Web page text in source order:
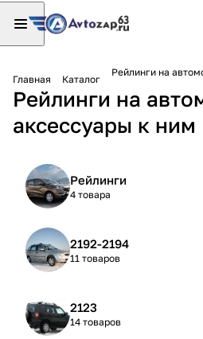
Главная Каталог
Рейлинги на
Рейлинги на
аксессуары к ним
Рейлинги
4 товара
2192-2194
11 товаров
2123
14 товаров